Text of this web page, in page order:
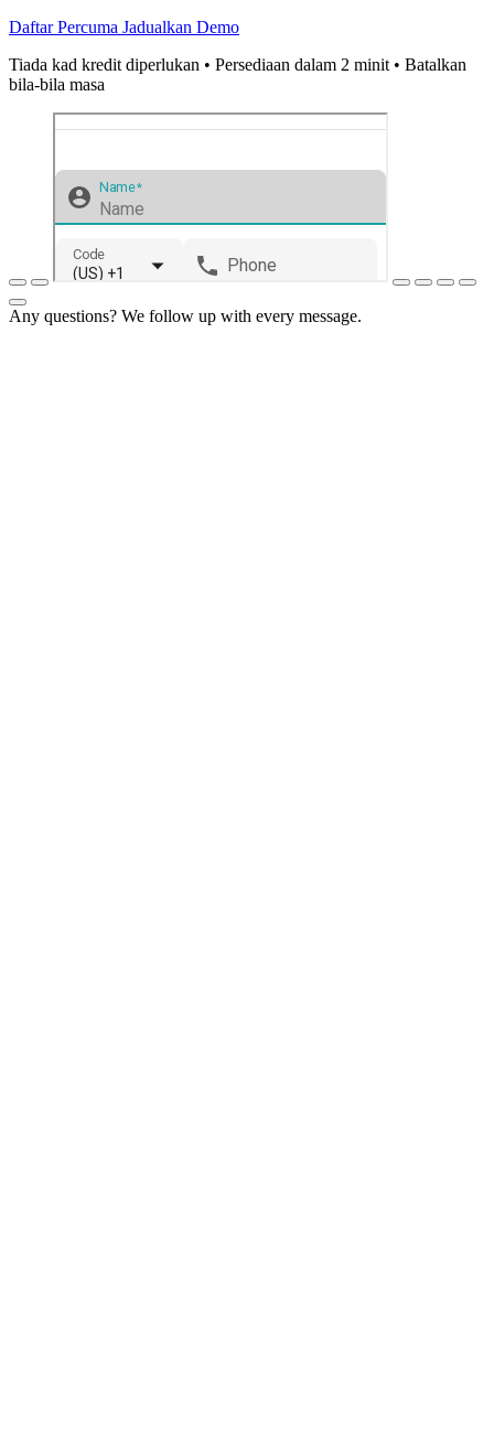
Daftar Percuma Jadualkan Demo
Tiada kad kredit diperlukan • Persediaan dalam 2 minit • Batalkan
bila-bila masa
Any questions? We follow up with every message.